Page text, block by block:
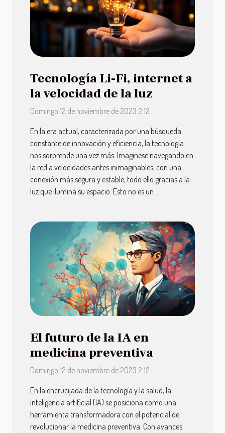
Tecnología Li-Fi, internet a
la velocidad de la luz
Domingo 12 de noviembre de 2023 2:12
En la era actual, caracterizada por una búsqueda
constante de innovación y eficiencia, la tecnología
nos sorprende una vez más. Imagínese navegando en
la red a velocidades antes inimaginables, con una
conexión más segura y estable, todo ello gracias a la
luz que ilumina su espacio. Esto no es un...
El futuro de la IA en
medicina preventiva
Domingo 12 de noviembre de 2023 2:12
En la encrucijada de la tecnología y la salud, la
inteligencia artificial (IA) se posiciona como una
herramienta transformadora con el potencial de
revolucionar la medicina preventiva. Con avances